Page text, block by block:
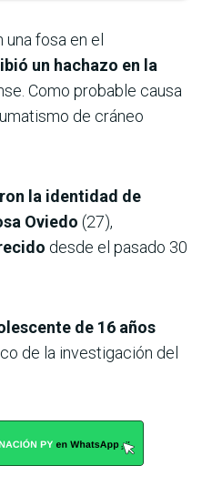
una fosa en el
un hachazo en la
Como probable causa
de cráneo
la identidad de
Oviedo (27),
desde el pasado 30
de 16 años
de la investigación del